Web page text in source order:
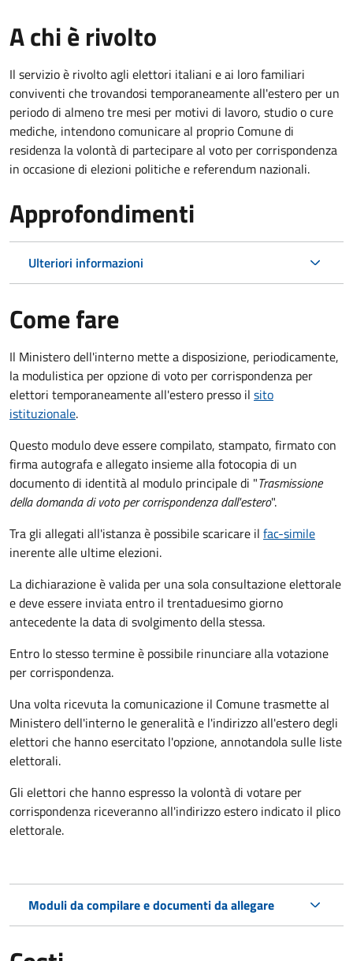
A chi è rivolto
Il servizio è rivolto agli elettori italiani e ai loro familiari
conviventi che trovandosi temporaneamente all'estero per un
periodo di almeno tre mesi per motivi di lavoro, studio o cure
mediche, intendono comunicare al proprio Comune di
residenza la volontà di partecipare al voto per corrispondenza
in occasione di elezioni politiche e referendum nazionali.
Approfondimenti
Ulteriori informazioni
Come fare
Il Ministero dell'interno mette a disposizione, periodicamente,
la modulistica per opzione di voto per corrispondenza per
elettori temporaneamente all'estero presso il sito
istituzionale.
Questo modulo deve essere compilato, stampato, firmato con
firma autografa e allegato insieme alla fotocopia di un
documento di identità al modulo principale di "Trasmissione
della domanda di voto per corrispondenza dall'estero".
Tra gli allegati all'istanza è possibile scaricare il fac-simile
inerente alle ultime elezioni.
La dichiarazione è valida per una sola consultazione elettorale
e deve essere inviata entro il trentaduesimo giorno
antecedente la data di svolgimento della stessa.
Entro lo stesso termine è possibile rinunciare alla votazione
per corrispondenza.
Una volta ricevuta la comunicazione il Comune trasmette al
Ministero dell'interno le generalità e l'indirizzo all'estero degli
elettori che hanno esercitato l'opzione, annotandola sulle liste
elettorali.
Gli elettori che hanno espresso la volontà di votare per
corrispondenza riceveranno all'indirizzo estero indicato il plico
elettorale.
Moduli da compilare e documenti da allegare